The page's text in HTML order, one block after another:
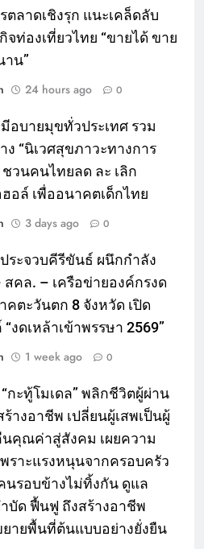
ตลาดเชิงรุก แนะเคล็ดลับ
จท่องเที่ยวไทย “ขายได้ ขาย
าน”
24 hours ago 0
อบายมุขทั่วประเทศ รวม
ง “นิเวศสุขภาวะทางการ
ชวนคนไทยลด ละ เลิก
อล์ เพื่ออนาคตเด็กไทย
3 days ago 0
ระจวบคีรีขันธ์ ผนึกกำลัง
สคล. – เครือข่ายองค์กรงด
คตะวันตก 8 จังหวัด เปิด
งดเหล้าเข้าพรรษา 2569”
1 week ago 0
กะทู้โมเดล” พลิกชีวิตผู้ผ่าน
างอาชีพ เปลี่ยนผู้เสพเป็นผู้
นคุณค่าสู่สังคม เผยความ
พราะแรงหนุนจากครอบครัว
รอบข้างไม่ทิ้งกัน ดูแล
บัด ฟื้นฟู ถึงสร้างอาชีพ
ายพื้นที่ต้นแบบอย่างยั่งยืน